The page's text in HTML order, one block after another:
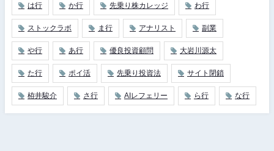
は行 か行 先乗り株カレッジ わ行
ストックラボ ま行 アナリスト 副業
や行 あ行 優良投資顧問 大岩川源太
た行 ポイ活 先乗り投資法 サイト閉鎖
栫井駿介 さ行 AIレフェリー ら行 な行